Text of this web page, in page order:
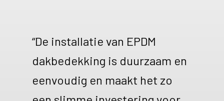
“De installatie van EPDM
dakbedekking is duurzaam en
eenvoudig en maakt het zo